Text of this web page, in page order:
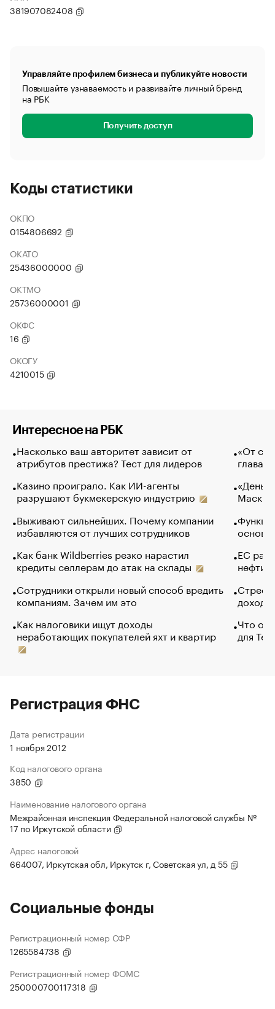
381907082408
Управляйте профилем бизнеса и публикуйте новости
Повышайте узнаваемость и развивайте личный бренд
на РБК
Получить доступ
Коды статистики
ОКПО
0154806692
ОКАТО
25436000000
ОКТМО
25736000001
ОКФС
16
ОКОГУ
4210015
Интересное на РБК
Насколько ваш авторитет зависит от
атрибутов престижа? Тест для лидеров
Казино проиграло. Как ИИ-агенты
разрушают букмекерскую индустрию
Выживают сильнейших. Почему компании
избавляются от лучших сотрудников
Как банк Wildberries резко нарастил
кредиты селлерам до атак на склады
Сотрудники открыли новый способ вредить
компаниям. Зачем им это
Как налоговики ищут доходы
неработающих покупателей яхт и квартир
«От
глава
Маск в
основ
ЕС
нефти
Что
для
Регистрация ФНС
Дата регистрации
1 ноября 2012
Код налогового органа
3850
Наименование налогового органа
Межрайонная инспекция Федеральной налоговой службы №
17 по Иркутской области
Адрес налоговой
664007, Иркутская обл, Иркутск г, Советская ул, д 55
Социальные фонды
Регистрационный номер СФР
1265584738
Регистрационный номер ФОМС
250000700117318